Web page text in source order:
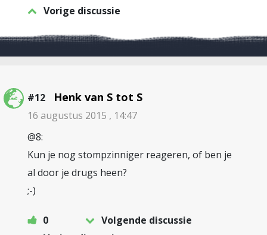
Vorige discussie
#12 Henk van S tot S
16 augustus 2015 , 14:47
@8:
Kun je nog stompzinniger reageren, of ben je
al door je drugs heen?
;-)
0
Volgende discussie